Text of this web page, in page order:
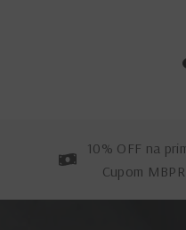
10% OFF na
Cupom